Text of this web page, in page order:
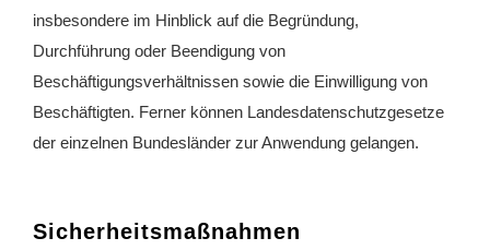
insbesondere im Hinblick auf die Begründung,
Durchführung oder Beendigung von
Beschäftigungsverhältnissen sowie die Einwilligung von
Beschäftigten. Ferner können Landesdatenschutzgesetze
der einzelnen Bundesländer zur Anwendung gelangen.
Sicherheitsmaßnahmen